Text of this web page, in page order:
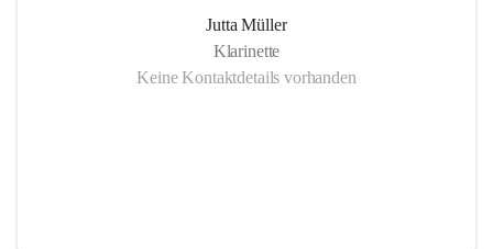
Jutta Müller
Klarinette
Keine Kontaktdetails vorhanden